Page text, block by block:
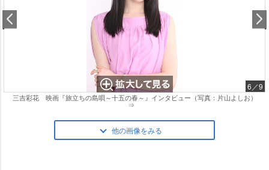
6／9
三吉彩花 映画『旅立ちの島唄～十五の春～』インタビュー（写真：片山よしお）
⇒
他の画像をみる